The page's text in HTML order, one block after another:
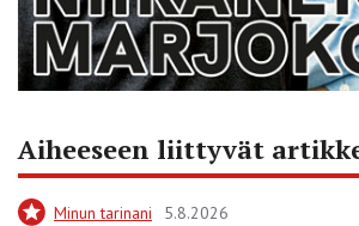
Aiheeseen liittyvät
Minun tarinani 5.8.2026